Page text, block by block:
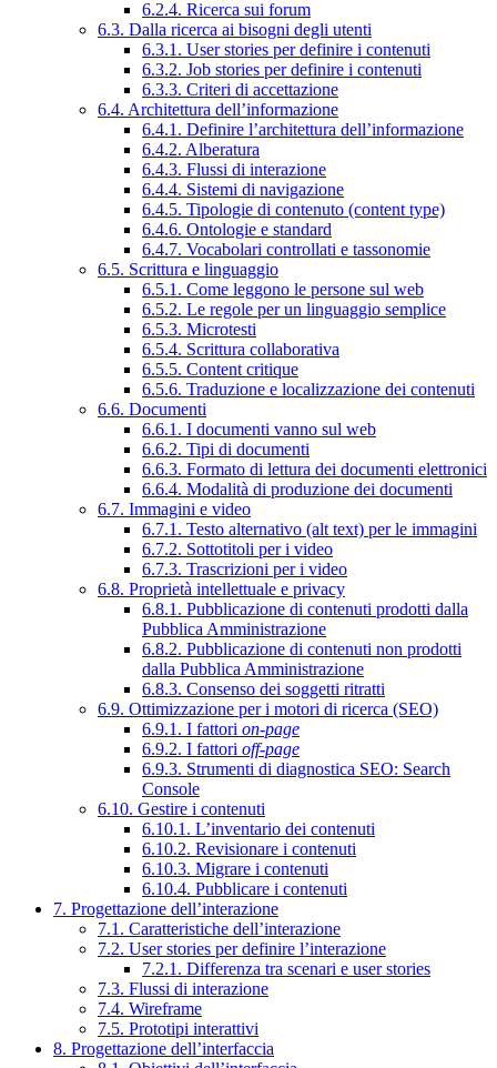
6.2.4. Ricerca sui forum
6.3. Dalla ricerca ai bisogni degli utenti
6.3.1. User stories per definire i contenuti
6.3.2. Job stories per definire i contenuti
6.3.3. Criteri di accettazione
6.4. Architettura dell’informazione
6.4.1. Definire l’architettura dell’informazione
6.4.2. Alberatura
6.4.3. Flussi di interazione
6.4.4. Sistemi di navigazione
6.4.5. Tipologie di contenuto (content type)
6.4.6. Ontologie e standard
6.4.7. Vocabolari controllati e tassonomie
6.5. Scrittura e linguaggio
6.5.1. Come leggono le persone sul web
6.5.2. Le regole per un linguaggio semplice
6.5.3. Microtesti
6.5.4. Scrittura collaborativa
6.5.5. Content critique
6.5.6. Traduzione e localizzazione dei contenuti
6.6. Documenti
6.6.1. I documenti vanno sul web
6.6.2. Tipi di documenti
6.6.3. Formato di lettura dei documenti elettronici
6.6.4. Modalità di produzione dei documenti
6.7. Immagini e video
6.7.1. Testo alternativo (alt text) per le immagini
6.7.2. Sottotitoli per i video
6.7.3. Trascrizioni per i video
6.8. Proprietà intellettuale e privacy
6.8.1. Pubblicazione di contenuti prodotti dalla
Pubblica Amministrazione
6.8.2. Pubblicazione di contenuti non prodotti
dalla Pubblica Amministrazione
6.8.3. Consenso dei soggetti ritratti
6.9. Ottimizzazione per i motori di ricerca (SEO)
6.9.1. I fattori on-page
6.9.2. I fattori off-page
6.9.3. Strumenti di diagnostica SEO: Search
Console
6.10. Gestire i contenuti
6.10.1. L’inventario dei contenuti
6.10.2. Revisionare i contenuti
6.10.3. Migrare i contenuti
6.10.4. Pubblicare i contenuti
7. Progettazione dell’interazione
7.1. Caratteristiche dell’interazione
7.2. User stories per definire l’interazione
7.2.1. Differenza tra scenari e user stories
7.3. Flussi di interazione
7.4. Wireframe
7.5. Prototipi interattivi
8. Progettazione dell’interfaccia